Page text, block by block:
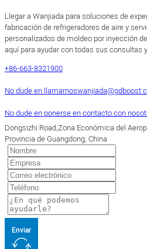
Llegar a Wanjiada para soluciones de
fabricación de refrigeradores de aire y
personalizados de moldeo por inyección
aquí para ayudar con todas sus consultas
+86-663-8321900
No dude en llamarnos
No dude en ponerse en contacto con
Dongsizhi Road,Zona Económica del
Provincia de Guangdong, China
Enviar